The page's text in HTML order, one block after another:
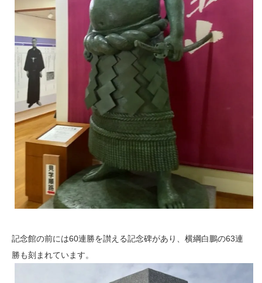
記念館の前には60連勝を讃える記念碑があり、横綱白鵬の63連
勝も刻まれています。